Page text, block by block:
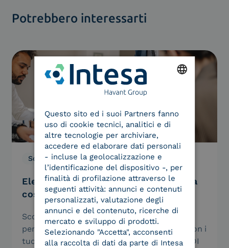
Potrebbero interessarti
Soluzioni 06.08.2026
Electronic data interchange: cos’è e a
cosa serve
Scopri cos’è l’Electronic data interchange
perché è indispensabile nello scambio dati con i
tuoi partner commerciali. Scegli il servizio EDI
ITALIAN
Questo sito ed i suoi Partners fanno
uso di cookie tecnici, analitici e di
altre tecnologie per archiviare,
accedere ed elaborare dati personali
- incluse la geolocalizzazione e
l’identificazione del dispositivo -, per
finalità di profilazione attraverso le
seguenti attività: annunci e contenuti
personalizzati, valutazione degli
annunci e del contenuto, ricerche di
mercato e sviluppo di prodotti.
Selezionando "Accetta", acconsenti
alla raccolta di dati da parte di Intesa